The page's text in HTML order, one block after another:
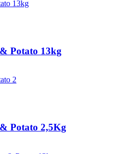
Potato 13kg
Potato 2,5Kg